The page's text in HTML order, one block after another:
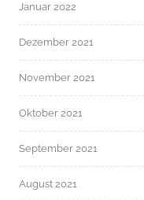
Januar 2022
Dezember 2021
November 2021
Oktober 2021
September 2021
August 2021